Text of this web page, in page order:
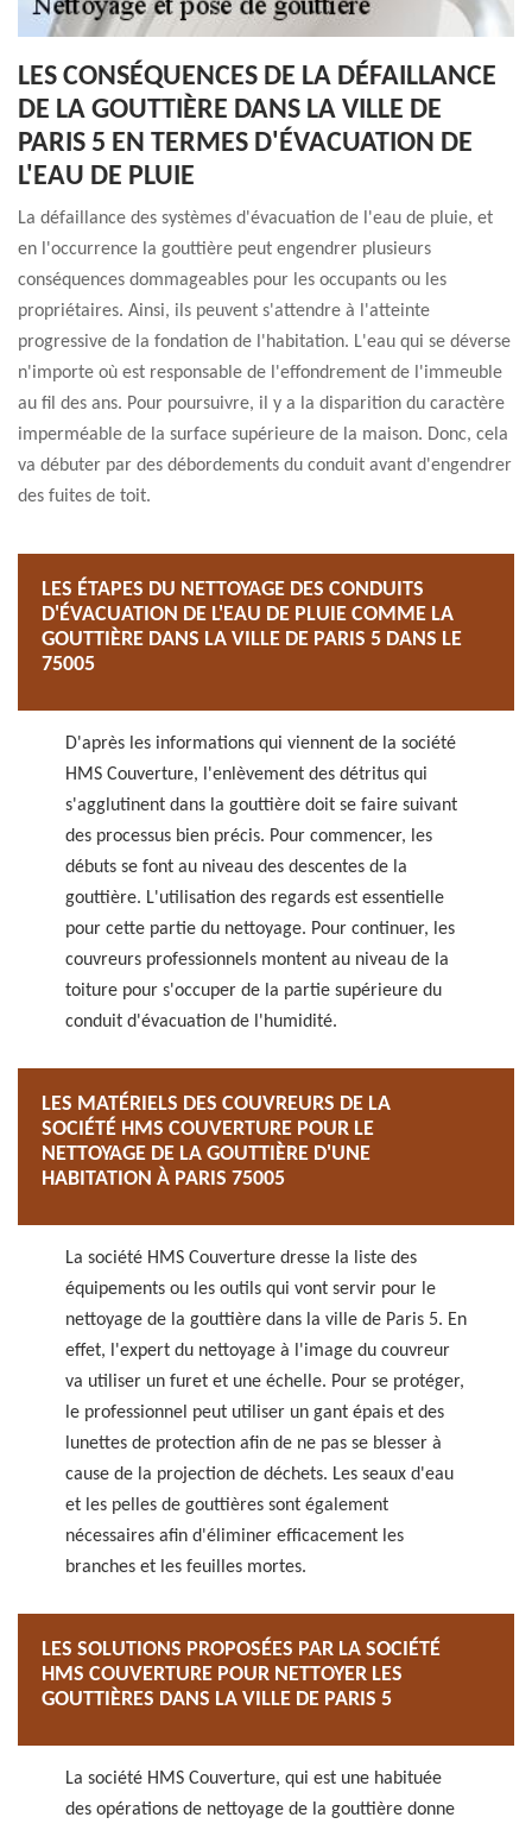
LES CONSÉQUENCES DE LA DÉFAILLANCE
DE LA GOUTTIÈRE DANS LA VILLE DE
PARIS 5 EN TERMES D'ÉVACUATION DE
L'EAU DE PLUIE
La défaillance des systèmes d'évacuation de l'eau de pluie, et
en l'occurrence la gouttière peut engendrer plusieurs
conséquences dommageables pour les occupants ou les
propriétaires. Ainsi, ils peuvent s'attendre à l'atteinte
progressive de la fondation de l'habitation. L'eau qui se déverse
n'importe où est responsable de l'effondrement de l'immeuble
au fil des ans. Pour poursuivre, il y a la disparition du caractère
imperméable de la surface supérieure de la maison. Donc, cela
va débuter par des débordements du conduit avant d'engendrer
des fuites de toit.
LES ÉTAPES DU NETTOYAGE DES CONDUITS
D'ÉVACUATION DE L'EAU DE PLUIE COMME LA
GOUTTIÈRE DANS LA VILLE DE PARIS 5 DANS LE
75005
D'après les informations qui viennent de la société
HMS Couverture, l'enlèvement des détritus qui
s'agglutinent dans la gouttière doit se faire suivant
des processus bien précis. Pour commencer, les
débuts se font au niveau des descentes de la
gouttière. L'utilisation des regards est essentielle
pour cette partie du nettoyage. Pour continuer, les
couvreurs professionnels montent au niveau de la
toiture pour s'occuper de la partie supérieure du
conduit d'évacuation de l'humidité.
LES MATÉRIELS DES COUVREURS DE LA
SOCIÉTÉ HMS COUVERTURE POUR LE
NETTOYAGE DE LA GOUTTIÈRE D'UNE
HABITATION À PARIS 75005
La société HMS Couverture dresse la liste des
équipements ou les outils qui vont servir pour le
nettoyage de la gouttière dans la ville de Paris 5. En
effet, l'expert du nettoyage à l'image du couvreur
va utiliser un furet et une échelle. Pour se protéger,
le professionnel peut utiliser un gant épais et des
lunettes de protection afin de ne pas se blesser à
cause de la projection de déchets. Les seaux d'eau
et les pelles de gouttières sont également
nécessaires afin d'éliminer efficacement les
branches et les feuilles mortes.
LES SOLUTIONS PROPOSÉES PAR LA SOCIÉTÉ
HMS COUVERTURE POUR NETTOYER LES
GOUTTIÈRES DANS LA VILLE DE PARIS 5
La société HMS Couverture, qui est une habituée
des opérations de nettoyage de la gouttière donne